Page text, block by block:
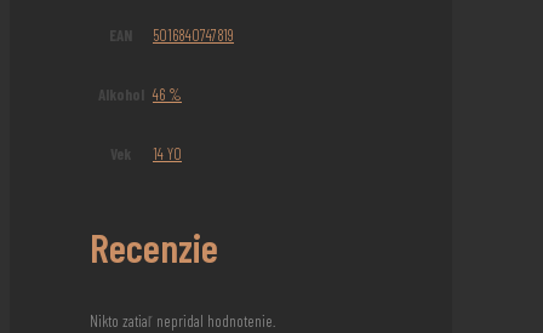
EAN 5016840747819
Alkohol 46 %
Vek 14 YO
Recenzie
Nikto zatiaľ nepridal hodnotenie.